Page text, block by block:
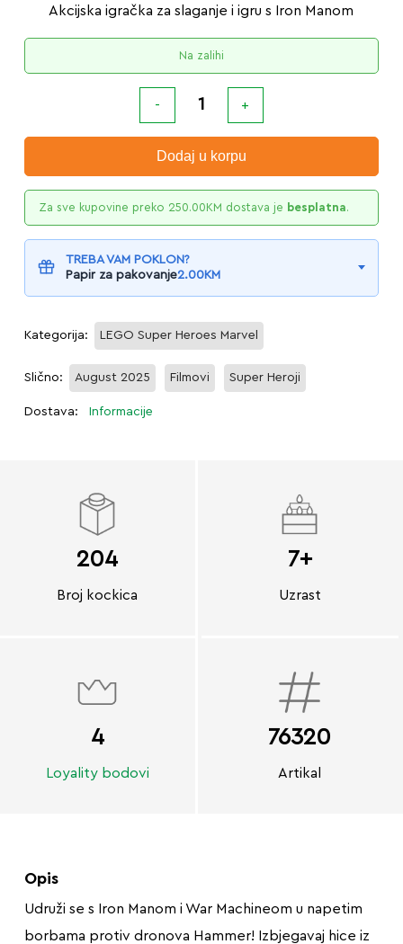
Akcijska igračka za slaganje i igru s Iron Manom
Na zalihi
Dodaj u korpu
Za sve kupovine preko 250.00KM dostava je besplatna.
TREBA VAM POKLON?
Papir za pakovanje2.00KM
Kategorija: LEGO Super Heroes Marvel
Slično: August 2025 Filmovi Super Heroji
Dostava: Informacije
204
Broj kockica
7+
Uzrast
4
Loyality bodovi
76320
Artikal
Opis
Udruži se s Iron Manom i War Machineom u napetim
borbama protiv dronova Hammer! Izbjegavaj hice iz